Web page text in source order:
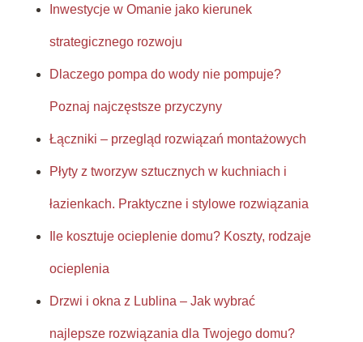
Inwestycje w Omanie jako kierunek
strategicznego rozwoju
Dlaczego pompa do wody nie pompuje?
Poznaj najczęstsze przyczyny
Łączniki – przegląd rozwiązań montażowych
Płyty z tworzyw sztucznych w kuchniach i
łazienkach. Praktyczne i stylowe rozwiązania
Ile kosztuje ocieplenie domu? Koszty, rodzaje
ocieplenia
Drzwi i okna z Lublina – Jak wybrać
najlepsze rozwiązania dla Twojego domu?